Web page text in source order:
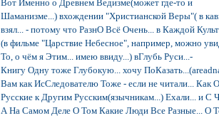
Вот Именно о Древнем Ведизме(может где-то и
Шаманизме...) вхождении "Христианской Веры"( в
взял... - потому что РазнО Всё Очень... в Каждой
(в фильме "Царствие Небесное", например, можно
То, о чём я Этим... имею ввиду...) вГлубь Руси...-
Книгу Одну тоже Глубокую... хочу
Вам как ИсСледователю Тоже - если не читали... Как
Русские к Другим Русским(язычникам...) Ехали... и С
А На Самом Деле О Том Какие Люди Все Разные... О